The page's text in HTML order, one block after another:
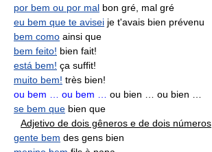
por bem ou por mal bon gré, mal gré
eu bem que te avisei je t'avais bien prévenu
bem como ainsi que
bem feito! bien fait!
está bem! ça suffit!
muito bem! très bien!
ou bem … ou bem …
ou bien … ou bien …
se bem que bien que
Adjetivo de dois gêneros e de dois números
gente bem des gens bien